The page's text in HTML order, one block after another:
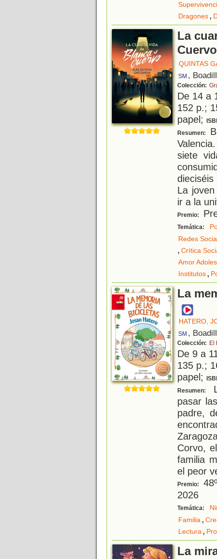
Dragones,
La
Cuervo
QUINTAS
SM ,
Colección:
De 14 a
152 p.;
papel;
Resumen:
siete
La
ir a la
Premio:
Temática:
Redes
, Crítica
Amor
Institutos,
La
HATERO,
SM ,
Colección: El
De 9 a
135 p.;
papel;
Resumen:
pasar
padre,
Corvo,
familia
el peor
Premio:
2026
Temática:
Familia,
Lectura,
La